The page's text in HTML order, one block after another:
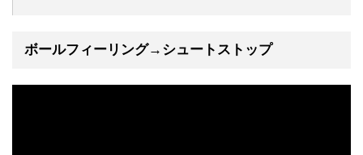
ボールフィーリング→シュートストップ